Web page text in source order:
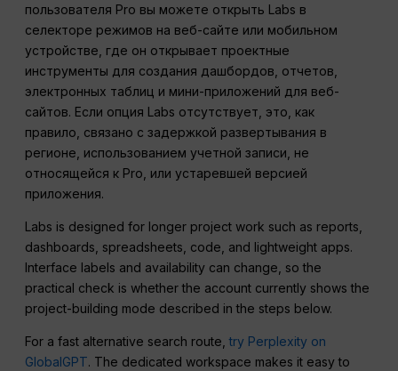
пользователя Pro вы можете открыть Labs в
селекторе режимов на веб-сайте или мобильном
устройстве, где он открывает проектные
инструменты для создания дашбордов, отчетов,
электронных таблиц и мини-приложений для веб-
сайтов. Если опция Labs отсутствует, это, как
правило, связано с задержкой развертывания в
регионе, использованием учетной записи, не
относящейся к Pro, или устаревшей версией
приложения.
Labs is designed for longer project work such as reports,
dashboards, spreadsheets, code, and lightweight apps.
Interface labels and availability can change, so the
practical check is whether the account currently shows the
project-building mode described in the steps below.
For a fast alternative search route,try Perplexity on
GlobalGPT. The dedicated workspace makes it easy to